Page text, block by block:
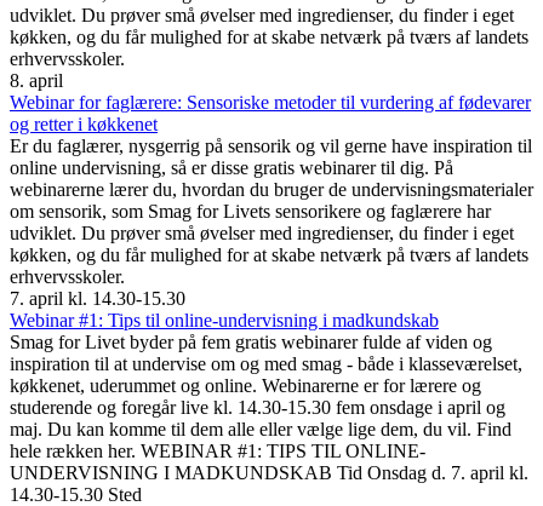
udviklet. Du prøver små øvelser med ingredienser, du finder i eget
køkken, og du får mulighed for at skabe netværk på tværs af landets
erhvervsskoler.
8. april
Webinar for faglærere: Sensoriske metoder til vurdering af fødevarer
og retter i køkkenet
Er du faglærer, nysgerrig på sensorik og vil gerne have inspiration til
online undervisning, så er disse gratis webinarer til dig. På
webinarerne lærer du, hvordan du bruger de undervisningsmaterialer
om sensorik, som Smag for Livets sensorikere og faglærere har
udviklet. Du prøver små øvelser med ingredienser, du finder i eget
køkken, og du får mulighed for at skabe netværk på tværs af landets
erhvervsskoler.
7. april kl. 14.30-15.30
Webinar #1: Tips til online-undervisning i madkundskab
Smag for Livet byder på fem gratis webinarer fulde af viden og
inspiration til at undervise om og med smag - både i klasseværelset,
køkkenet, uderummet og online. Webinarerne er for lærere og
studerende og foregår live kl. 14.30-15.30 fem onsdage i april og
maj. Du kan komme til dem alle eller vælge lige dem, du vil. Find
hele rækken her. WEBINAR #1: TIPS TIL ONLINE-
UNDERVISNING I MADKUNDSKAB Tid Onsdag d. 7. april kl.
14.30-15.30 Sted